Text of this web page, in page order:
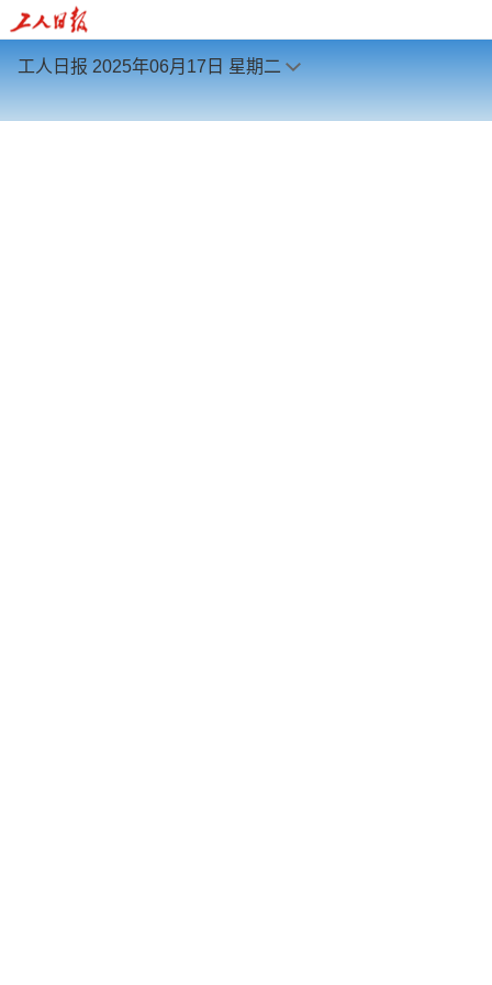
工人日报 2025年06月17日 星期二